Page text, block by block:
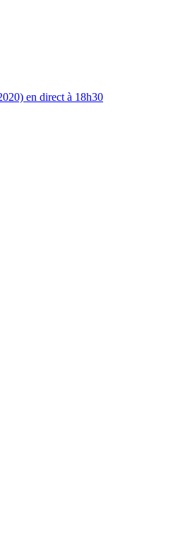
en direct à 18h30